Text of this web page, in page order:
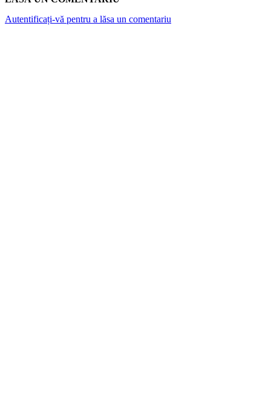
Autentificați-vă pentru a lăsa un comentariu